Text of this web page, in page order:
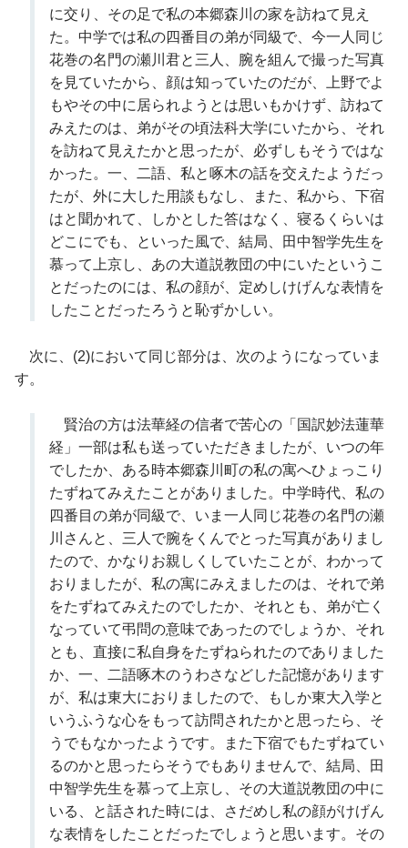
に交り、その足で私の本郷森川の家を訪ねて見え
た。中学では私の四番目の弟が同級で、今一人同じ
花巻の名門の瀬川君と三人、腕を組んで撮った写真
を見ていたから、顔は知っていたのだが、上野でよ
もやその中に居られようとは思いもかけず、訪ねて
みえたのは、弟がその頃法科大学にいたから、それ
を訪ねて見えたかと思ったが、必ずしもそうではな
かった。一、二語、私と啄木の話を交えたようだっ
たが、外に大した用談もなし、また、私から、下宿
はと聞かれて、しかとした答はなく、寝るくらいは
どこにでも、といった風で、結局、田中智学先生を
慕って上京し、あの大道説教団の中にいたというこ
とだったのには、私の顔が、定めしけげんな表情を
したことだったろうと恥ずかしい。
次に、(2)において同じ部分は、次のようになっていま
す。
賢治の方は法華経の信者で苦心の「国訳妙法蓮華
経」一部は私も送っていただきましたが、いつの年
でしたか、ある時本郷森川町の私の寓へひょっこり
たずねてみえたことがありました。中学時代、私の
四番目の弟が同級で、いま一人同じ花巻の名門の瀬
川さんと、三人で腕をくんでとった写真がありまし
たので、かなりお親しくしていたことが、わかって
おりましたが、私の寓にみえましたのは、それで弟
をたずねてみえたのでしたか、それとも、弟が亡く
なっていて弔問の意味であったのでしょうか、それ
とも、直接に私自身をたずねられたのでありました
か、一、二語啄木のうわさなどした記憶があります
が、私は東大におりましたので、もしか東大入学と
いうふうな心をもって訪問されたかと思ったら、そ
うでもなかったようです。また下宿でもたずねてい
るのかと思ったらそうでもありませんで、結局、田
中智学先生を慕って上京し、その大道説教団の中に
いる、と話された時には、さだめし私の顔がけげん
な表情をしたことだったでしょうと思います。その